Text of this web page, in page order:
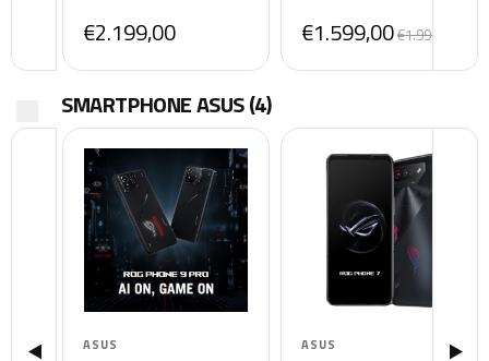
SSD, Win11 Home, Grigio,
€2.199,00
RTX 5060, RAM 16GB,
1TB SSD, WIN11 Home,
Grigio
€1.599,00€1.999,00
SMARTPHONE ASUS(4)
ASUS ASUS